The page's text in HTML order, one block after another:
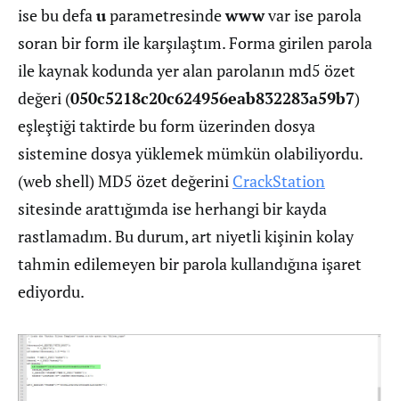
ise bu defauparametresindewwwvar ise parola
soran bir form ile karşılaştım. Forma girilen parola
ile kaynak kodunda yer alan parolanın md5 özet
değeri (050c5218c20c624956eab832283a59b7)
eşleştiği taktirde bu form üzerinden dosya
sistemine dosya yüklemek mümkün olabiliyordu.
(web shell) MD5 özet değerini CrackStation
sitesinde arattığımda ise herhangi bir kayda
rastlamadım. Bu durum, art niyetli kişinin kolay
tahmin edilemeyen bir parola kullandığına işaret
ediyordu.